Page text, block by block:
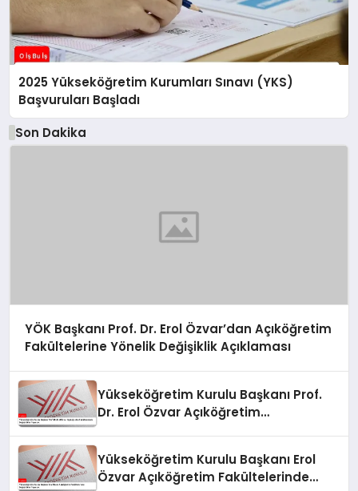
2025 Yükseköğretim Kurumları Sınavı (YKS)
Başvuruları Başladı
Son Dakika
YÖK Başkanı Prof. Dr. Erol Özvar’dan Açıköğretim
Fakültelerine Yönelik Değişiklik Açıklaması
Yükseköğretim Kurulu Başkanı Prof.
Dr. Erol Özvar Açıköğretim
Yükseköğretim Kurulu Başkanı Erol
Özvar Açıköğretim Fakültelerinde